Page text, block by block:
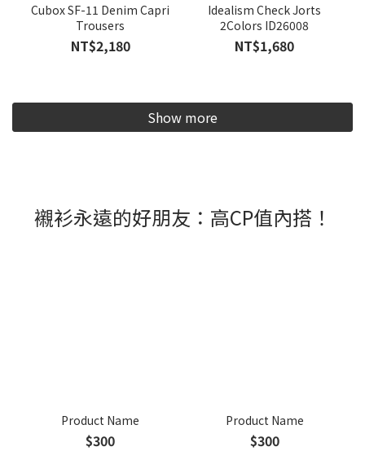
Cubox SF-11 Denim Capri
Trousers
NT$2,180
Idealism Check Jorts
2Colors ID26008
NT$1,680
Show more
襯衫永遠的好朋友：高CP值內搭！
Product Name
$300
Product Name
$300